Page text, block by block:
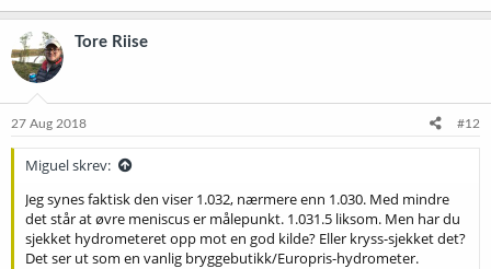
Tore Riise
27 Aug 2018 #12
Miguel skrev:
Jeg synes faktisk den viser 1.032, nærmere enn 1.030. Med mindre
det står at øvre meniscus er målepunkt. 1.031.5 liksom. Men har du
sjekket hydrometeret opp mot en god kilde? Eller kryss-sjekket det?
Det ser ut som en vanlig bryggebutikk/Europris-hydrometer.